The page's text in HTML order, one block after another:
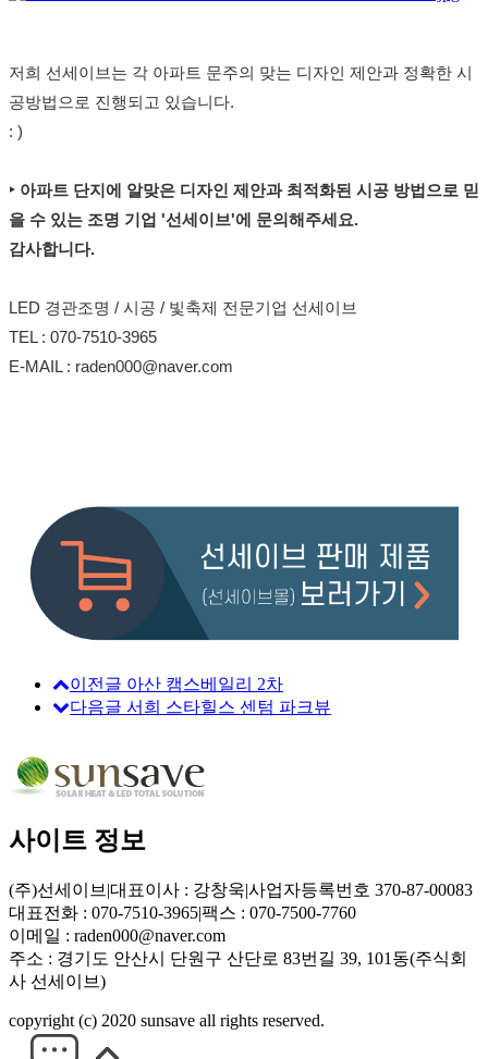
저희 선세이브는 각 아파트 문주의 맞는 디자인 제안과 정확한 시
공방법으로 진행되고 있습니다.
: )
‣ 아파트 단지에 알맞은 디자인 제안과 최적화된 시공 방법으로 믿
을 수 있는 조명 기업 '선세이브'에 문의해주세요.
감사합니다.
LED 경관조명 / 시공 / 빛축제 전문기업 선세이브
TEL : 070-7510-3965
E-MAIL : raden000@naver.com
이전글 아산 캠스베일리 2차
다음글 서희 스타힐스 센텀 파크뷰
사이트 정보
(주)선세이브 |대표이사 : 강창욱|사업자등록번호 370-87-00083
대표전화 : 070-7510-3965|팩스 : 070-7500-7760
이메일 : raden000@naver.com
주소 : 경기도 안산시 단원구 산단로 83번길 39, 101동(주식회
사 선세이브)
copyright (c) 2020 sunsave all rights reserved.